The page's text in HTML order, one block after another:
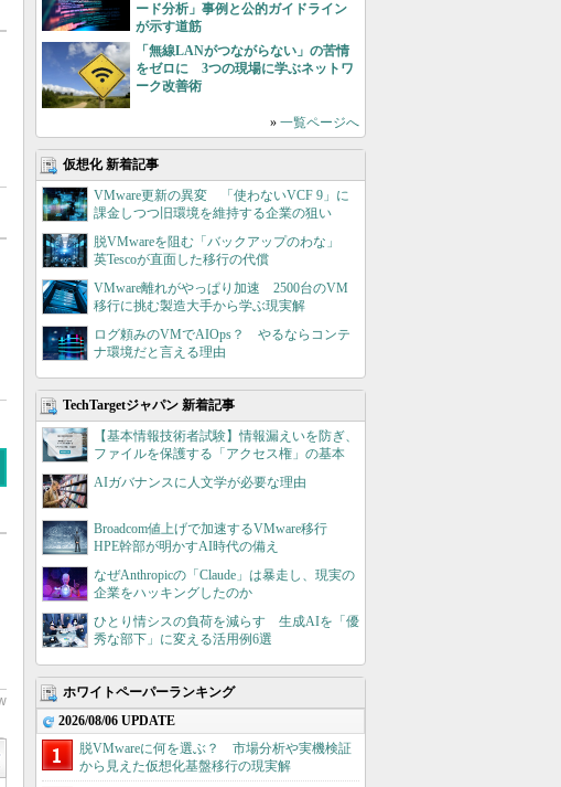
ード分析」事例と公的ガイドライン
が示す道筋
「無線LANがつながらない」の苦情
をゼロに 3つの現場に学ぶネットワ
ーク改善術
» 一覧ページへ
仮想化 新着記事
VMware更新の異変 「使わないVCF 9」に
課金しつつ旧環境を維持する企業の狙い
脱VMwareを阻む「バックアップのわな」
英Tescoが直面した移行の代償
VMware離れがやっぱり加速 2500台のVM
移行に挑む製造大手から学ぶ現実解
ログ頼みのVMでAIOps？ やるならコンテ
ナ環境だと言える理由
TechTargetジャパン 新着記事
【基本情報技術者試験】情報漏えいを防ぎ、
ファイルを保護する「アクセス権」の基本
AIガバナンスに人文学が必要な理由
Broadcom値上げで加速するVMware移行
HPE幹部が明かすAI時代の備え
なぜAnthropicの「Claude」は暴走し、現実の
企業をハッキングしたのか
ひとり情シスの負荷を減らす 生成AIを「優
秀な部下」に変える活用例6選
ホワイトペーパーランキング
2026/08/06 UPDATE
脱VMwareに何を選ぶ？ 市場分析や実機検証
から見えた仮想化基盤移行の現実解